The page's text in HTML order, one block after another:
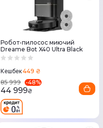
Робот-пилосос миючий
Dreame Bot X40 Ultra Black
Кешбек449 ₴
85 999
-48%
44 999₴